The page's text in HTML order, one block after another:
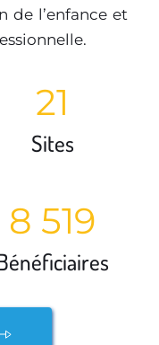
de l’enfance et
21
Sites
8 519